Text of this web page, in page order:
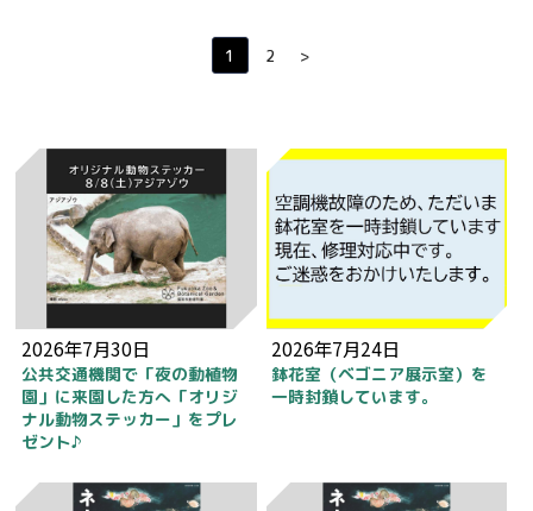
1 2 >
2026年7月30日
公共交通機関で「夜の動植物
園」に来園した方へ「オリジ
ナル動物ステッカー」をプレ
ゼント♪
2026年7月24日
鉢花室（ベゴニア展示室）を
一時封鎖しています。